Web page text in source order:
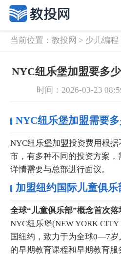
当前位置： 教投网 > 少儿编程
NYC纽乐堡加盟要多
时间：2026-03-23
NYC纽乐堡加盟需要多
NYC纽乐堡加盟投资费用根
市，有多种不同的投资方案，
详情需要与总部进行面议。
加盟纽约国际儿童俱乐
全球“儿童俱乐部”概念首次落
NYC纽乐堡(NEW YORK
国纽约，致力于为全球0—7
的早期教育课程和早期教育